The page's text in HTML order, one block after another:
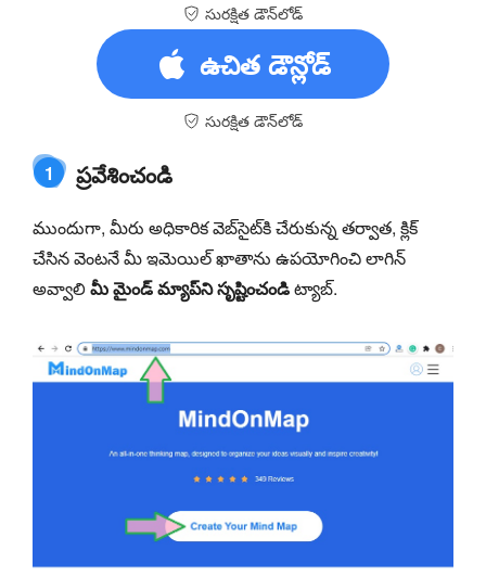
సురక్షిత డౌన్‌లోడ్
ఉచిత డౌన్లోడ్
సురక్షిత డౌన్‌లోడ్
1 ప్రవేశించండి
ముందుగా, మీరు అధికారిక వెబ్‌సైట్‌కి చేరుకున్న తర్వాత, క్లిక్
చేసిన వెంటనే మీ ఇమెయిల్ ఖాతాను ఉపయోగించి లాగిన్
అవ్వాలిమీ మైండ్ మ్యాప్‌ని సృష్టించండిట్యాబ్.